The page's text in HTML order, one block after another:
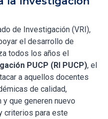
de Investigación (VRI),
el desarrollo de
todos los años el
PUCP (RI PUCP), el
a aquellos docentes
de calidad,
que generen nuevo
criterios para este